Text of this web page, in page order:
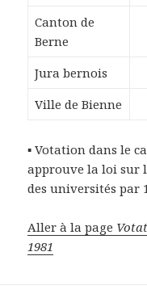
Canton de
Berne
Jura bernois
Ville de Bienne
▪ Votation dans le
approuve la loi sur
des universités par
Aller à la page
1981